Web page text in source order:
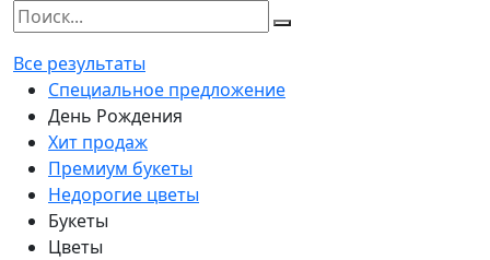
Все результаты
Специальное предложение
День Рождения
Хит продаж
Премиум букеты
Недорогие цветы
Букеты
Цветы